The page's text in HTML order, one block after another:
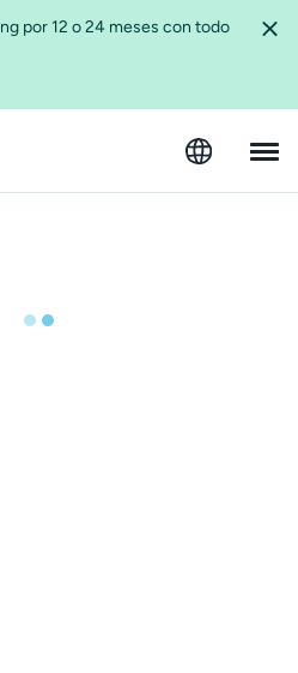
por 12 o 24 meses con todo